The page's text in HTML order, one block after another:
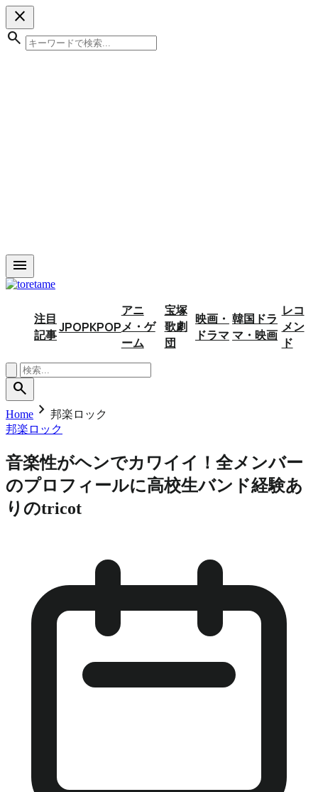
close
search
menu
注目
記事JPOPKPOP
アニ
メ・ゲ
ーム
宝塚
歌劇
団
映画・
ドラマ
韓国ドラ
マ・映画
レコ
メン
ド
search
Home chevron_right 邦楽ロック
邦楽ロック
音楽性がヘンでカワイイ！全メンバー
のプロフィールに高校生バンド経験あ
りのtricot